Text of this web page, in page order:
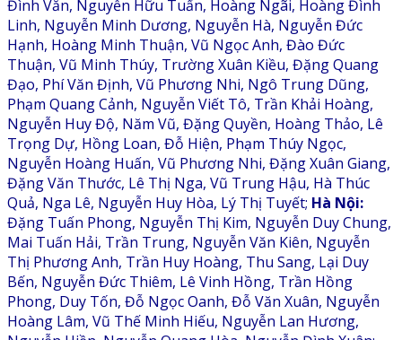
Đình Văn, Nguyễn Hữu Tuấn, Hoàng Ngãi, Hoàng Đình
Linh, Nguyễn Minh Dương, Nguyễn Hà, Nguyễn Đức
Hạnh, Hoàng Minh Thuận, Vũ Ngọc Anh, Đào Đức
Thuận, Vũ Minh Thúy, Trường Xuân Kiều, Đặng Quang
Đạo, Phí Văn Định, Vũ Phương Nhi, Ngô Trung Dũng,
Phạm Quang Cảnh, Nguyễn Viết Tô, Trần Khải Hoàng,
Nguyễn Huy Độ, Năm Vũ, Đặng Quyền, Hoàng Thảo, Lê
Trọng Dự, Hồng Loan, Đỗ Hiện, Phạm Thúy Ngọc,
Nguyễn Hoàng Huấn, Vũ Phương Nhi, Đặng Xuân Giang,
Đặng Văn Thước, Lê Thị Nga, Vũ Trung Hậu, Hà Thúc
Quả, Nga Lê, Nguyễn Huy Hòa, Lý Thị Tuyết; Hà Nội:
Đặng Tuấn Phong, Nguyễn Thị Kim, Nguyễn Duy Chung,
Mai Tuấn Hải, Trần Trung, Nguyễn Văn Kiên, Nguyễn
Thị Phương Anh, Trần Huy Hoàng, Thu Sang, Lại Duy
Bến, Nguyễn Đức Thiêm, Lê Vinh Hồng, Trần Hồng
Phong, Duy Tốn, Đỗ Ngọc Oanh, Đỗ Văn Xuân, Nguyễn
Hoàng Lâm, Vũ Thế Minh Hiếu, Nguyễn Lan Hương,